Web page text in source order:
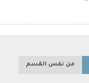
وتطوير المه
من نفس القسم